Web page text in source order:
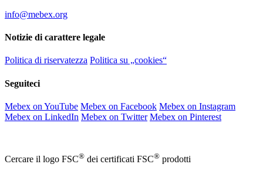
info@mebex.org
Notizie di carattere legale
Politica di riservatezza Politica su „cookies“
Seguiteci
Mebex on YouTube Mebex on Facebook Mebex on Instagram
Mebex on LinkedIn Mebex on Twitter Mebex on Pinterest
Cercare il logo FSC® dei certificati FSC® prodotti